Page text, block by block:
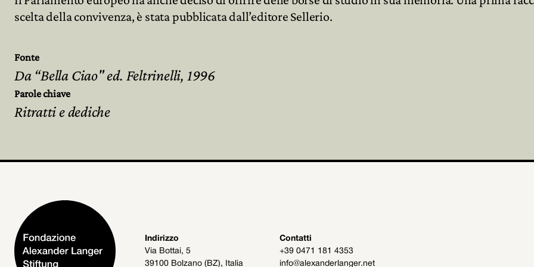
scelta della convivenza, è stata pubblicata dall’editore Sellerio.
Fonte
Da “Bella Ciao" ed. Feltrinelli, 1996
Parole chiave
Ritratti e dediche
Indirizzo
Via Bottai, 5
39100 Bolzano (BZ), Italia
Contatti
+39 0471 181 4353
info@alexanderlanger.net